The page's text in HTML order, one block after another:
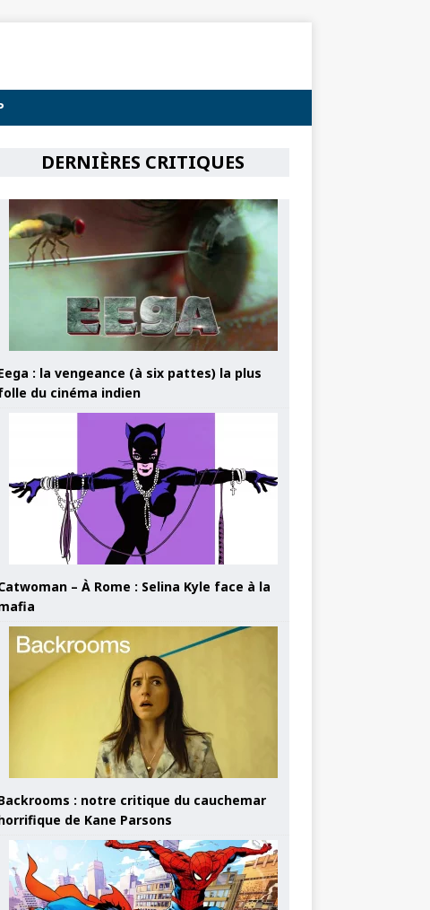
DERNIÈRES CRITIQUES
: la vengeance (à six pattes) la plus
du cinéma indien
– À Rome : Selina Kyle face à la
: notre critique du cauchemar
de Kane Parsons